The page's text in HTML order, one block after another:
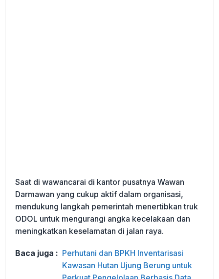
Saat di wawancarai di kantor pusatnya Wawan
Darmawan yang cukup aktif dalam organisasi,
mendukung langkah pemerintah menertibkan truk
ODOL untuk mengurangi angka kecelakaan dan
meningkatkan keselamatan di jalan raya.
Baca juga : Perhutani dan BPKH Inventarisasi
Kawasan Hutan Ujung Berung untuk